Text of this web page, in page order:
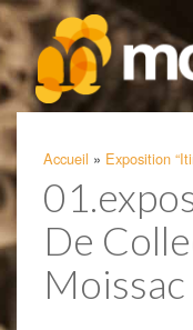
Accueil » Exposition
De